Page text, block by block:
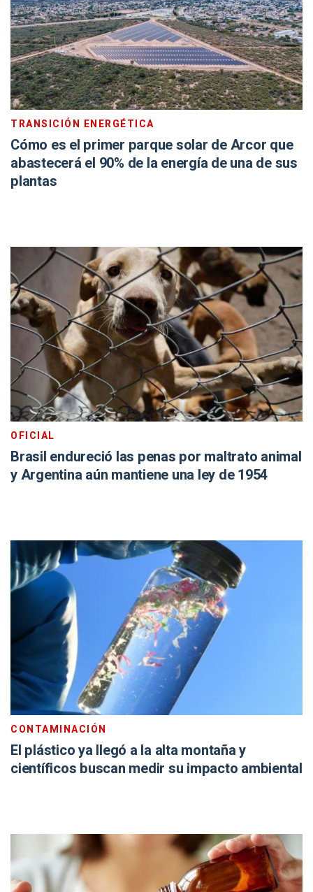
TRANSICIÓN ENERGÉTICA
Cómo es el primer parque solar de Arcor que
abastecerá el 90% de la energía de una de sus
plantas
OFICIAL
Brasil endureció las penas por maltrato animal
y Argentina aún mantiene una ley de 1954
CONTAMINACIÓN
El plástico ya llegó a la alta montaña y
científicos buscan medir su impacto ambiental